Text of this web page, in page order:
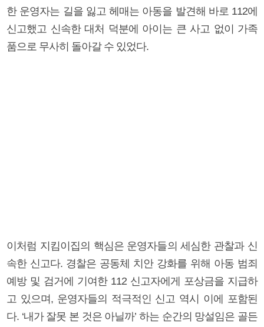
한 운영자는 길을 잃고 헤매는 아동을 발견해 바로 112에
신고했고 신속한 대처 덕분에 아이는 큰 사고 없이 가족
품으로 무사히 돌아갈 수 있었다.
이처럼 지킴이집의 핵심은 운영자들의 세심한 관찰과 신
속한 신고다. 경찰은 공동체 치안 강화를 위해 아동 범죄
예방 및 검거에 기여한 112 신고자에게 포상금을 지급하
고 있으며, 운영자들의 적극적인 신고 역시 이에 포함된
다. ‘내가 잘못 본 것은 아닐까’ 하는 순간의 망설임은 골든